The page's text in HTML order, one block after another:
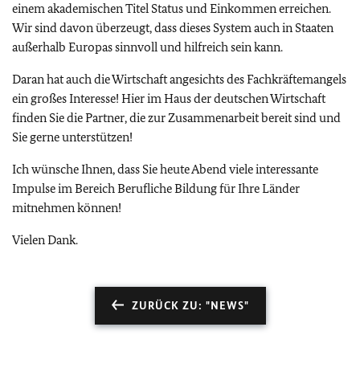
einem akademischen Titel Status und Einkommen erreichen.
Wir sind davon überzeugt, dass dieses System auch in Staaten
außerhalb Europas sinnvoll und hilfreich sein kann.
Daran hat auch die Wirtschaft angesichts des Fachkräftemangels
ein großes Interesse! Hier im Haus der deutschen Wirtschaft
finden Sie die Partner, die zur Zusammenarbeit bereit sind und
Sie gerne unterstützen!
Ich wünsche Ihnen, dass Sie heute Abend viele interessante
Impulse im Bereich Berufliche Bildung für Ihre Länder
mitnehmen können!
Vielen Dank.
ZURÜCK ZU: "NEWS"